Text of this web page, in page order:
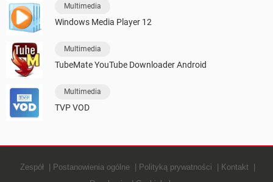
Multimedia
Windows Media Player 12
Multimedia
TubeMate YouTube Downloader Android
Multimedia
TVP VOD
Zespół Postanowienia ogólne Polityką prywatności
Kontakt